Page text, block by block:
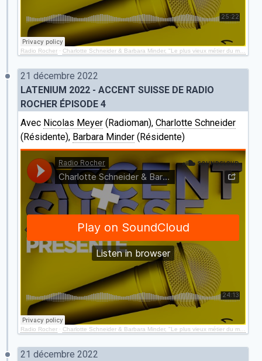
Radio Rocher · Charlotte Schneider & Barbara Minder, "Le plus vieux métier du monde" (Episode 5)
21 décembre 2022
LATENIUM 2022 - ACCENT SUISSE DE RADIO
ROCHER ÉPISODE 4
Avec Nicolas Meyer (Radioman), Charlotte Schneider
(Résidente), Barbara Minder (Résidente)
Radio Rocher · Charlotte Schneider & Barbara Minder, "Le plus vieux métier du monde" (Episode 4)
21 décembre 2022